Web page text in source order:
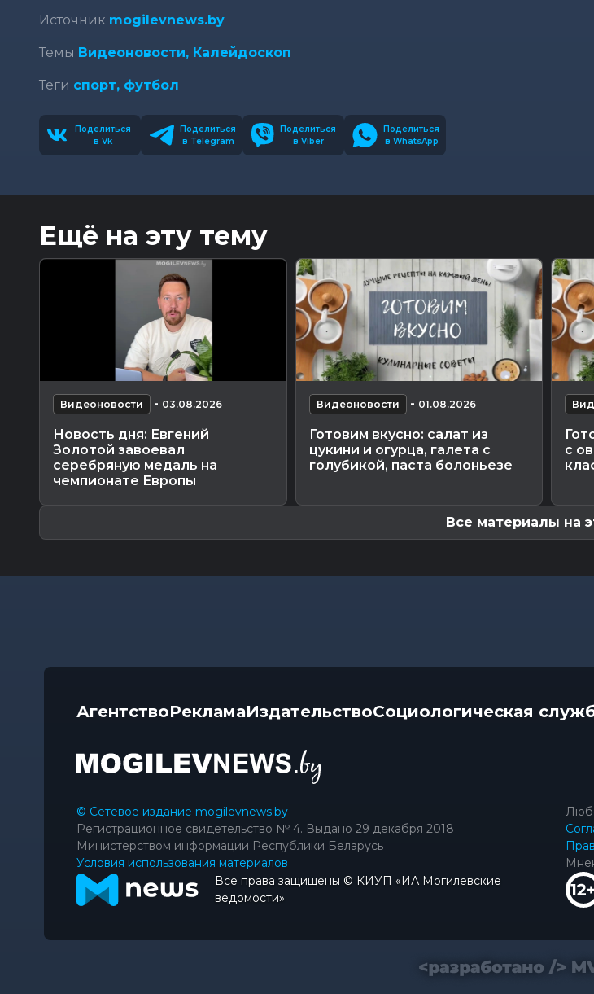
Источник mogilevnews.by
Темы Видеоновости, Калейдоскоп
Теги спорт, футбол
Поделиться
в Vk
Поделиться
в Telegram
Поделиться
в Viber
Поделиться
в WhatsApp
Ещё на эту тему
Видеоновости - 03.08.2026
Новость дня: Евгений
Золотой завоевал
серебряную медаль на
чемпионате Европы
Видеоновости - 01.08.2026
Готовим вкусно: салат из
цукини и огурца, галета с
голубикой, паста болоньезе
с
Все материалы на
АгентствоРекламаИздательствоСоциологическая
© Сетевое издание mogilevnews.by
Регистрационное свидетельство № 4. Выдано 29 декабря 2018
Министерством информации Республики Беларусь
Условия использования материалов
Все права защищены © КИУП «ИА Могилевские
ведомости»